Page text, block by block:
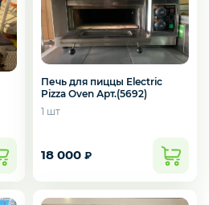
ЗОНА
Печь для пиццы Electric
Pizza Oven Арт.(5692)
1 шт
18 000 ₽